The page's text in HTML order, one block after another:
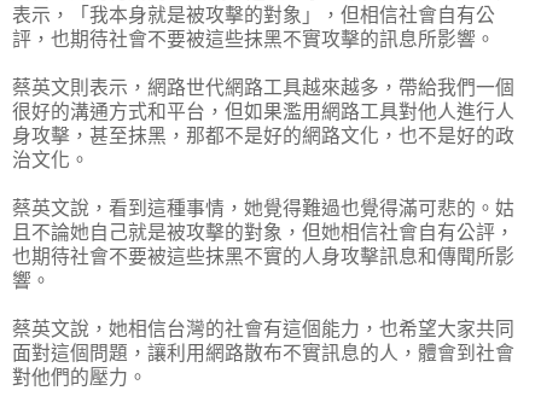
表示，「我本身就是被攻擊的對象」，但相信社會自有公
評，也期待社會不要被這些抹黑不實攻擊的訊息所影響。
蔡英文則表示，網路世代網路工具越來越多，帶給我們一個
很好的溝通方式和平台，但如果濫用網路工具對他人進行人
身攻擊，甚至抹黑，那都不是好的網路文化，也不是好的政
治文化。
蔡英文說，看到這種事情，她覺得難過也覺得滿可悲的。姑
且不論她自己就是被攻擊的對象，但她相信社會自有公評，
也期待社會不要被這些抹黑不實的人身攻擊訊息和傳聞所影
響。
蔡英文說，她相信台灣的社會有這個能力，也希望大家共同
面對這個問題，讓利用網路散布不實訊息的人，體會到社會
對他們的壓力。